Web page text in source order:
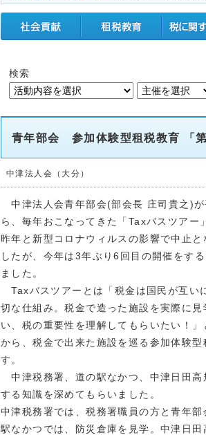
社会貢献 租税教育 税に関
検索
青年部会 参加体験型租税教育 「第
中津法人会（大分）
中津法人会青年部会(部会長 庄司貴之)
ら、毎年おこなってきた「Taxバスツアー
昨年と新型コロナウィルスの影響で中止と
したが、今年は3年ぶり6回目の開催をす
ました。
Taxバスツアーとは「税金は国民が互い
切な仕組み。税金で造った施設を実際に見
い、税の重要性を理解してもらいたい！」
から、税金で出来た施設を巡る参加体験型
す。
中津税務署、道の駅なかつ、中津日田高
する知識を深めてもらいました。
中津税務署では、税務署職員の方と青年
駅なかつでは、防災倉庫を見学。中津日